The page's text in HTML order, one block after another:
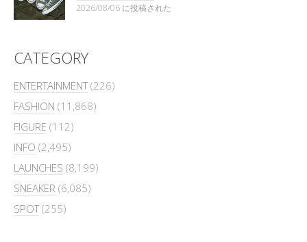
2026/08/06 に投稿された
CATEGORY
ENTERTAINMENT(226)
FASHION (11,868)
FIGURE (112)
INFO (2,495)
LAUNCHES (8,199)
SNEAKER (6,085)
SPOT(255)